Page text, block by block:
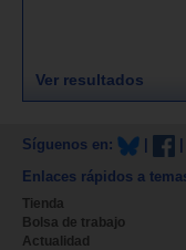
Ver resultados
Síguenos en:
Enlaces rápidos a
Tienda
Bolsa de trabajo
Actualidad